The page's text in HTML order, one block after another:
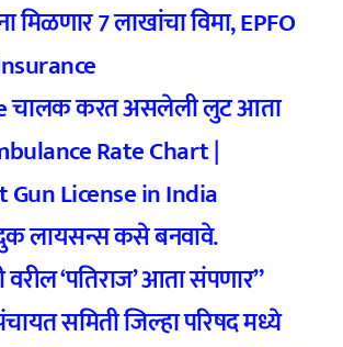
मिळणार 7 लाखांचा विमा, EPFO
चालक करत असलेली लुट आता
Rate Chart |
Gun License in India
लायसन्स कसे बनवावे.
वरील ‘पतिराज’ आता संपणार”
समिती जिल्हा परिषद मध्ये